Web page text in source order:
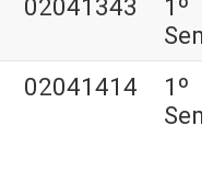
02041343
1º
02041414
1º